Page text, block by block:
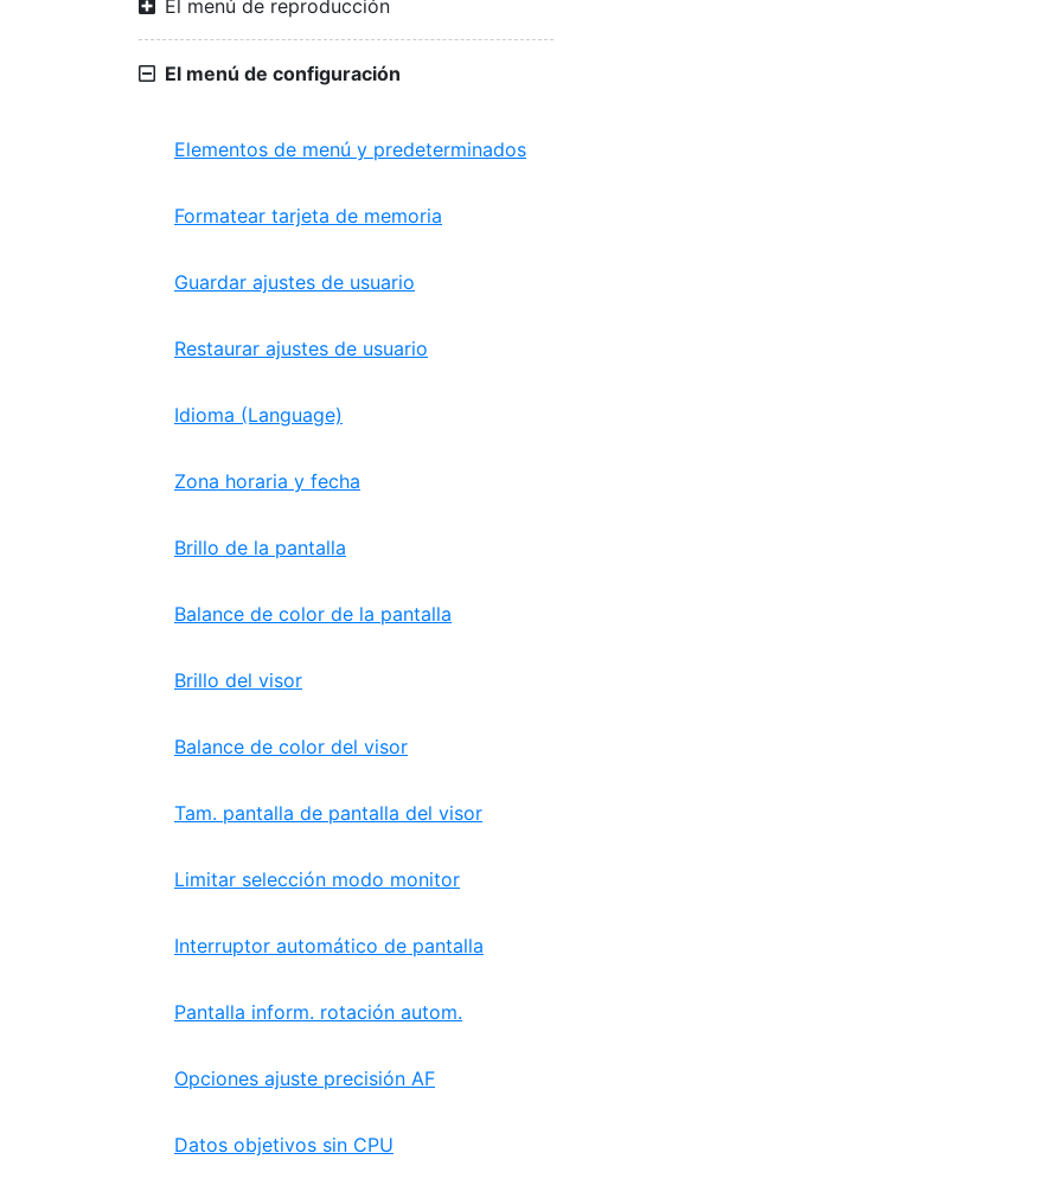
El menú de reproducción
El menú de configuración
Elementos de menú y predeterminados
Formatear tarjeta de memoria
Guardar ajustes de usuario
Restaurar ajustes de usuario
Idioma (Language)
Zona horaria y fecha
Brillo de la pantalla
Balance de color de la pantalla
Brillo del visor
Balance de color del visor
Tam. pantalla de pantalla del visor
Limitar selección modo monitor
Interruptor automático de pantalla
Pantalla inform. rotación autom.
Opciones ajuste precisión AF
Datos objetivos sin CPU